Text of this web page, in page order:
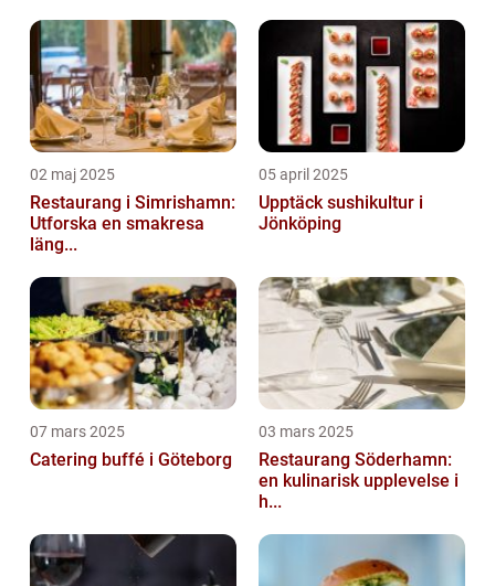
02 maj 2025
Restaurang i Simrishamn:
Utforska en smakresa
läng...
05 april 2025
Upptäck sushikultur i
Jönköping
07 mars 2025
Catering buffé i Göteborg
03 mars 2025
Restaurang Söderhamn:
en kulinarisk upplevelse i
h...